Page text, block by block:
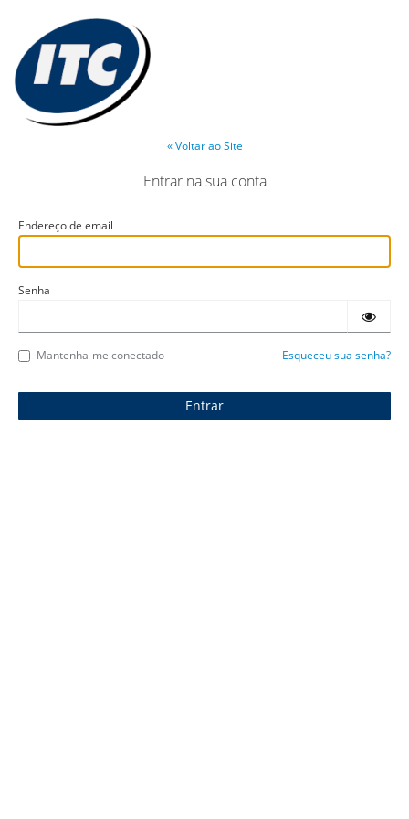
« Voltar ao Site
Entrar na sua conta
Endereço de email
Senha
Mantenha-me conectado Esqueceu sua senha?